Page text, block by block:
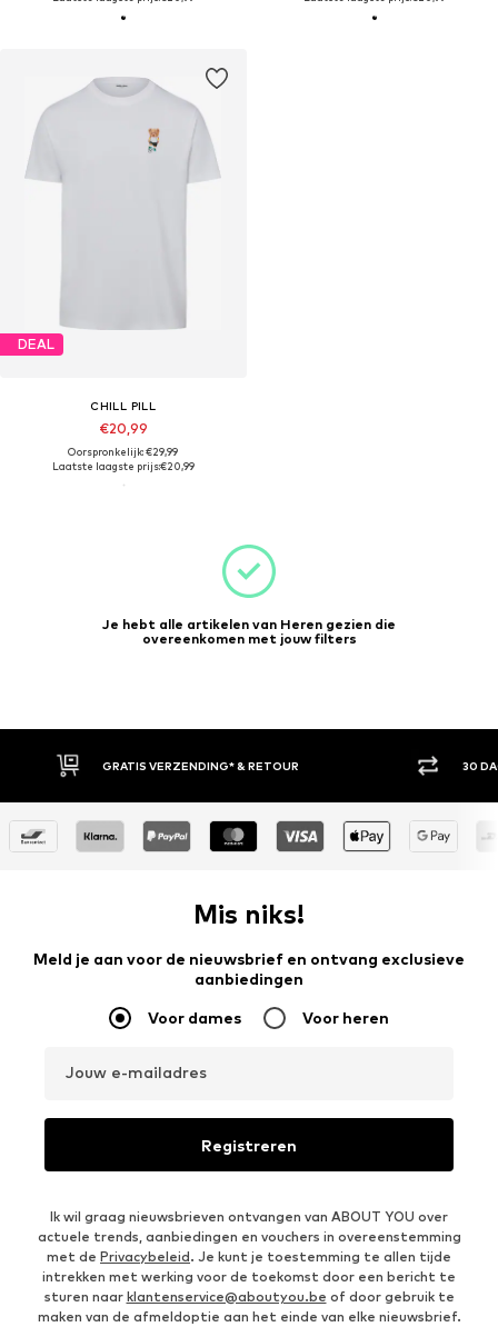
DEAL
CHILL PILL
€20,99
Oorspronkelijk: €29,99
Laatste laagste prijs:€20,99
Je hebt alle artikelen van Heren gezien die
overeenkomen met jouw filters
VERZENDING* & RETOUR 30 DAGEN BEDENKTIJD
Mis niks!
Meld je aan voor de nieuwsbrief en ontvang exclusieve
aanbiedingen
Voor dames Voor heren
Jouw e-mailadres
Registreren
Ik wil graag nieuwsbrieven ontvangen van ABOUT YOU over
actuele trends, aanbiedingen en vouchers in overeenstemming
met de Privacybeleid. Je kunt je toestemming te allen tijde
intrekken met werking voor de toekomst door een bericht te
sturen naar klantenservice@aboutyou.be of door gebruik te
maken van de afmeldoptie aan het einde van elke nieuwsbrief.